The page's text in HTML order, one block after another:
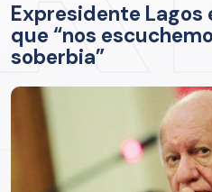
Expresidente Lagos
que “nos
soberbia”